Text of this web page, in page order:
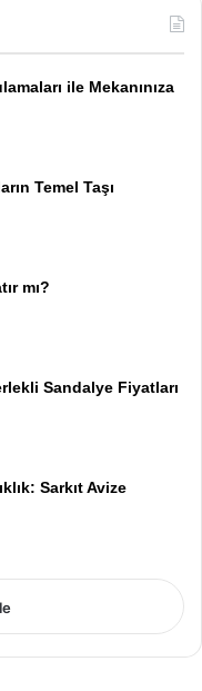
ile Mekanınıza
Temel Taşı
mı?
Sandalye Fiyatları
Sarkıt Avize